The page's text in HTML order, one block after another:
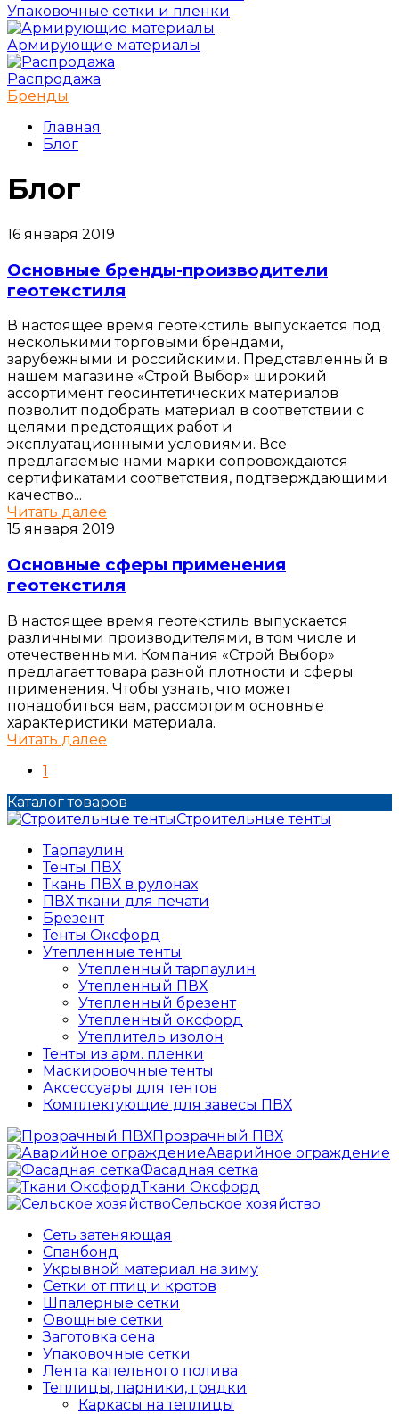
Упаковочные сетки и пленки
Армирующие материалы
Распродажа
Бренды
Главная
Блог
Блог
16 января 2019
Основные бренды-производители
геотекстиля
В настоящее время геотекстиль выпускается под
несколькими торговыми брендами,
зарубежными и российскими. Представленный в
нашем магазине «Строй Выбор» широкий
ассортимент геосинтетических материалов
позволит подобрать материал в соответствии с
целями предстоящих работ и
эксплуатационными условиями. Все
предлагаемые нами марки сопровождаются
сертификатами соответствия, подтверждающими
качество...
Читать далее
15 января 2019
Основные сферы применения
геотекстиля
В настоящее время геотекстиль выпускается
различными производителями, в том числе и
отечественными. Компания «Строй Выбор»
предлагает товара разной плотности и сферы
применения. Чтобы узнать, что может
понадобиться вам, рассмотрим основные
характеристики материала.
Читать далее
1
Каталог товаров
Строительные тенты
Тарпаулин
Тенты ПВХ
Ткань ПВХ в рулонах
ПВХ ткани для печати
Брезент
Тенты Оксфорд
Утепленные тенты
Утепленный тарпаулин
Утепленный ПВХ
Утепленный брезент
Утепленный оксфорд
Утеплитель изолон
Тенты из арм. пленки
Маскировочные тенты
Аксессуары для тентов
Комплектующие для завесы ПВХ
Прозрачный ПВХ
Аварийное ограждение
Фасадная сетка
Ткани Оксфорд
Сельское хозяйство
Сеть затеняющая
Спанбонд
Укрывной материал на зиму
Сетки от птиц и кротов
Шпалерные сетки
Овощные сетки
Заготовка сена
Упаковочные сетки
Лента капельного полива
Теплицы, парники, грядки
Каркасы на теплицы